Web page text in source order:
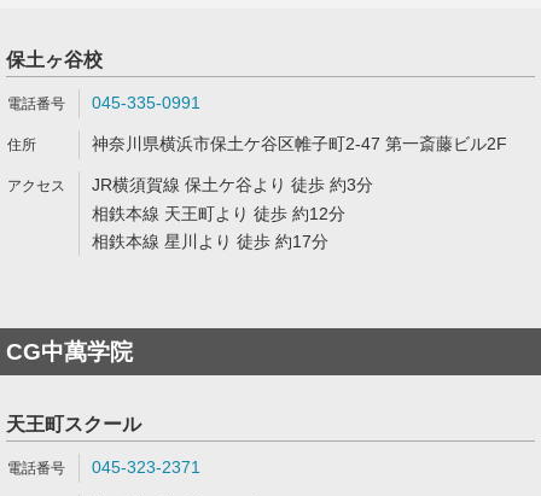
保土ヶ谷校
045-335-0991
神奈川県横浜市保土ケ谷区帷子町2-47 第一斎藤ビル2F
JR横須賀線 保土ケ谷より 徒歩 約3分
相鉄本線 天王町より 徒歩 約12分
相鉄本線 星川より 徒歩 約17分
CG中萬学院
天王町スクール
045-323-2371